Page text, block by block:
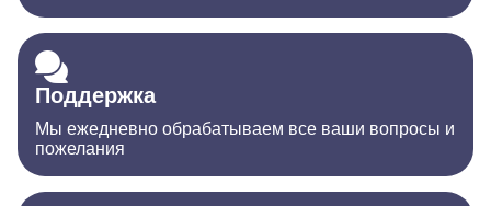
Поддержка
Мы ежедневно обрабатываем все ваши вопросы и
пожелания